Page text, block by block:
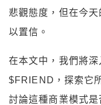
悲觀態度，但在今
以置信。
在本文中，我們將
$FRIEND，探索它
討論這種商業模式是